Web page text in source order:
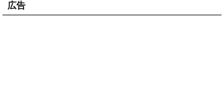
広告